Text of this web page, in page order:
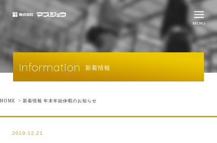
Information 新着情報
HOME > 新着情報 年末年始休暇のお知らせ
2019.12.21